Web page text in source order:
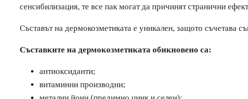
сенсибилизация, те все пак могат да причинят странични
Съставът на дермокозметиката е уникален, защото съчетава
Съставките на дермокозметиката обикновено са:
антиоксиданти;
витаминни производни;